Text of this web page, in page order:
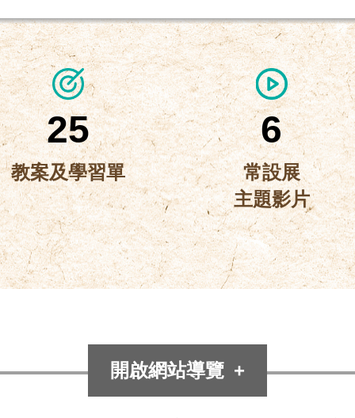
民
謎
遊
戲
臺
史
博
常
設
展
實
境
解
教
師
資
源,
學
生
課
程
2025-
10-
07
〈常
設
展
主
片〉
常
題
2443
Download
教
師
資
源,
課
程
2025-
在
25
教案及學習單
6
常設展
主題影片
開啟網站導覽